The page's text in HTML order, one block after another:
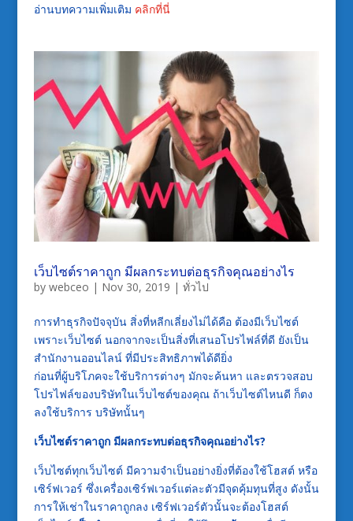
อ่านบทความเพิ่มเติม คลิกที่นี่
เว็บไซต์ราคาถูก มีผลกระทบต่อธุรกิจคุณอย่างไร
by webceo | Nov 30, 2019 | ทั่วไป
การทำธุรกิจปัจจุบัน สิ่งที่หลีกเลี่ยงไม่ได้คือ ต้องมีเว็บไซต์
เพราะเว็บไซต์ นอกจากจะเป็นสิ่งที่เสนอโปรไฟล์ที่ดี ยังเป็น
สำนักงานออนไลน์ ที่มีประสิทธิภาพได้ดียิ่ง
ก่อนที่ผู้บริโภคจะใช้บริการต่างๆ มักจะค้นหา และตรวจสอบ
โปรไฟล์ของบริษัทในเว็บไซต์ของคุณ ถ้าเว็บไซต์ไหนดี ก็ตง
ลงใช้บริการ บริษัทนั้นๆ
เว็บไซต์ราคาถูก มีผลกระทบต่อธุรกิจคุณอย่างไร?
เว็บไซต์ทุกเว็บไซต์ มีความจำเป็นอย่างยิ่งที่ต้องใช้โฮสต์ หรือ
เซิร์ฟเวอร์ ซึ่งเครื่องเซิร์ฟเวอร์แต่ละตัวมีจุดคุ้มทุนที่สูง ดังนั้น
การให้เช่าในราคาถูกลง เซิร์ฟเวอร์ตัวนั้นจะต้องโฮสต์